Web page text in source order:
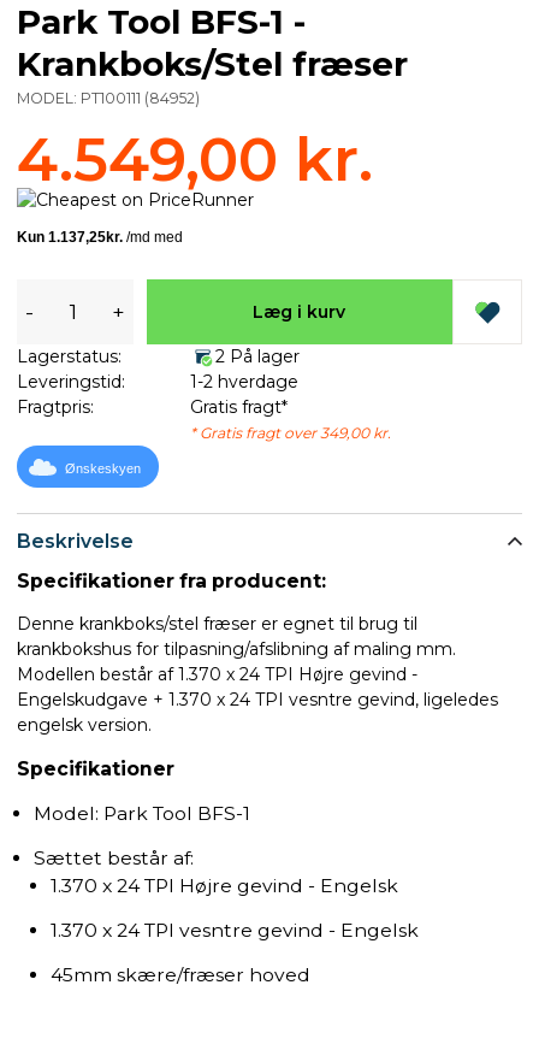
Beskrivelse
Specifikationer fra producent:
Denne krankboks/stel fræser er egnet til brug til
krankbokshus for tilpasning/afslibning af maling mm.
Modellen består af 1.370 x 24 TPI Højre gevind -
Engelskudgave + 1.370 x 24 TPI vesntre gevind, ligeledes
engelsk version.
Specifikationer
Model: Park Tool BFS-1
Sættet består af:
1.370 x 24 TPI Højre gevind - Engelsk
1.370 x 24 TPI vesntre gevind - Engelsk
45mm skære/fræser hoved
Park Tool BFS-1 -
Krankboks/Stel fræser
MODEL: PT100111 (84952)
4.549,00 kr.
- + Læg i kurv
Lagerstatus:
2 På lager
Leveringstid:
1-2 hverdage
Fragtpris:
Gratis fragt*
* Gratis fragt over 349,00 kr.
Ønskeskyen